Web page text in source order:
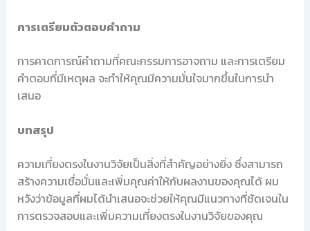
การเตรียมตัวตอบคำถาม
การคาดการณ์คำถามที่คณะกรรมการอาจถาม และการเตรียม
คำตอบที่มีเหตุผล จะทำให้คุณมีความมั่นใจมากขึ้นในการนำ
เสนอ
บทสรุป
ความเที่ยงตรงในงานวิจัยเป็นสิ่งที่สำคัญอย่างยิ่ง ซึ่งสามารถ
สร้างความเชื่อมั่นและเพิ่มคุณค่าให้กับผลงานของคุณได้ ผม
หวังว่าข้อมูลที่ผมได้นำเสนอจะช่วยให้คุณมีแนวทางที่ชัดเจนใน
การตรวจสอบและเพิ่มความเที่ยงตรงในงานวิจัยของคุณ